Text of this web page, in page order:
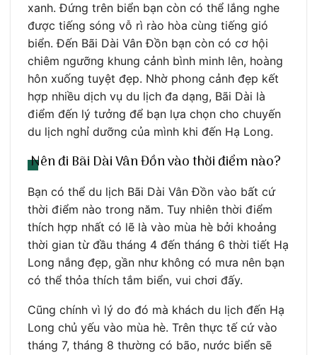
xanh. Đứng trên biển bạn còn có thể lắng nghe
được tiếng sóng vỗ rì rào hòa cùng tiếng gió
biển. Đến Bãi Dài Vân Đồn bạn còn có cơ hội
chiêm ngưỡng khung cảnh bình minh lên, hoàng
hôn xuống tuyệt đẹp. Nhờ phong cảnh đẹp kết
hợp nhiều dịch vụ du lịch đa dạng, Bãi Dài là
điểm đến lý tưởng để bạn lựa chọn cho chuyến
du lịch nghỉ dưỡng của mình khi đến Hạ Long.
Nên đi Bãi Dài Vân Đồn vào thời điểm nào?
Bạn có thể du lịch Bãi Dài Vân Đồn vào bất cứ
thời điểm nào trong năm. Tuy nhiên thời điểm
thích hợp nhất có lẽ là vào mùa hè bởi khoảng
thời gian từ đầu tháng 4 đến tháng 6 thời tiết Hạ
Long nắng đẹp, gần như không có mưa nên bạn
có thể thỏa thích tắm biển, vui chơi đấy.
Cũng chính vì lý do đó mà khách du lịch đến Hạ
Long chủ yếu vào mùa hè. Trên thực tế cứ vào
tháng 7, tháng 8 thường có bão, nước biển sẽ